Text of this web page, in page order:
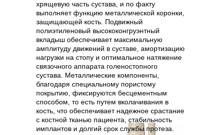
✓полное устранение болевого синдрома за
счет ликвидации патологического трения;
✓восстановление опорной функции
конечности;
✓возможность ранней осевой нагрузки
(через 4-6 недель).
Особое значение имеет техника
"функционального артродеза",
позволяющая:
• сохранить частичную подвижность за счет
соседних суставов стопы;
• минимизировать изменения походки;
• обеспечить физиологичное распределение
нагрузки.
Методика особенно эффективна при:
хрящевую часть сустава, и по факту
выполняет функцию металлической коронки,
защищающей кость. Подвижный
полиэтиленовый высококонгруэнтный
вкладыш обеспечивает максимальную
амплитуду движений в суставе, амортизацию
нагрузки на стопу и оптимальное натяжение
связочного аппарата голеностопного
сустава. Металлические компоненты,
благодаря специальному пористому
покрытию, фиксируются бесцементным
способом, то есть путем вколачивания в
кость, что обеспечивает надежное срастание
с костной тканью пациента, стабильность
имплантов и долгий срок службы протеза.